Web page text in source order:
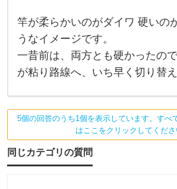
を
教
え
て
ら
う
こ
と
い
の
で
竿が柔らかいのがダイワ 硬いの
うなイメージです。
一昔前は、両方とも硬かったの
が粘り路線へ、いち早く切り替え
5個の回答のうち1個を表示しています。すべ
はここをクリックしてくださ
同じカテゴリの質問